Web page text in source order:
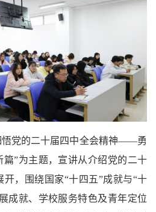
悟党的二十届四中全会精神——勇
”为主题，宣讲从介绍党的二十
，围绕国家“十四五”成就与“十
成就、学校服务特色及青年定位